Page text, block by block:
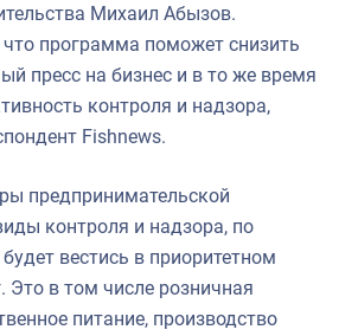
Михаил Абызов.
что программа поможет снизить
пресс на бизнес и в то же время
контроля и надзора,
Fishnews.
предпринимательской
контроля и надзора, по
вестись в приоритетном
Это в том числе розничная
питание, производство